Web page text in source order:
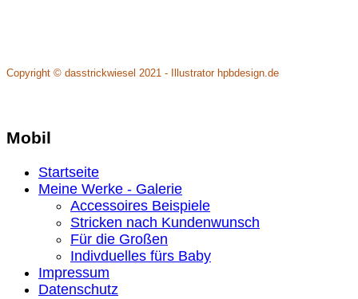
Copyright © dasstrickwiesel 2021 - Illustrator hpbdesign.de
Mobil
Startseite
Meine Werke - Galerie
Accessoires Beispiele
Stricken nach Kundenwunsch
Für die Großen
Indivduelles fürs Baby
Impressum
Datenschutz